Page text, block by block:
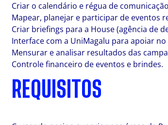
Criar o calendário e régua de
Mapear, planejar e participar de eventos
Criar briefings para a House (agência de
Interface com a UniMagalu para apoiar
Mensurar e analisar resultados das
Controle financeiro de eventos e brindes.
REQUISITOS